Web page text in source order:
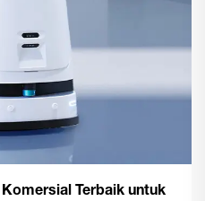
Terbaik untuk